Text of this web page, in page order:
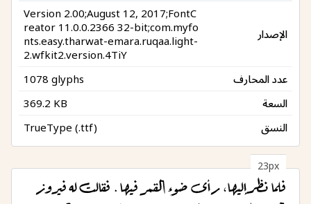
الإصدار
Version 2.00;August 12, 2017;FontC
reator 11.0.0.2366 32-bit;com.myfo
nts.easy.tharwat-emara.ruqaa.light-
2.wfkit2.version.4TiY
عدد المحارف
1078 glyphs
السعة
369.2 KB
النسق
TrueType (.ttf)
23px
فلما نظر إليها، رأى ضوء القمر فيها. فقالت له فيروز